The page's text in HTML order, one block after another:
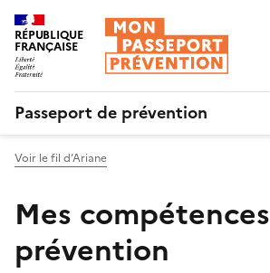
RÉPUBLIQUE
FRANÇAISE
Passeport de prévention
Voir le fil d’Ariane
Mes compétences
prévention